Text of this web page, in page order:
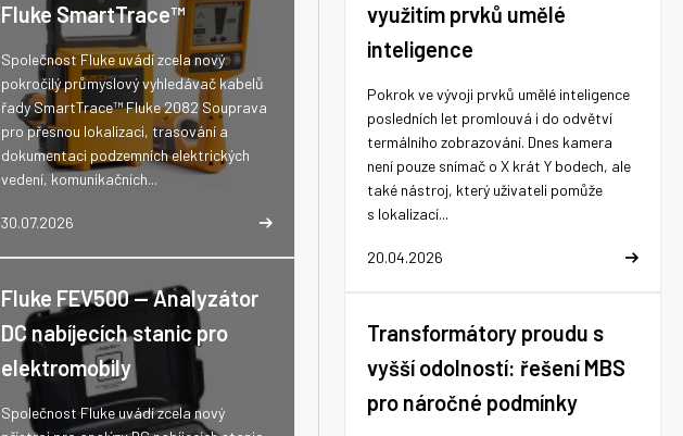
Fluke SmartTrace™
30.07.2026
Společnost Fluke uvádí zcela nový
pokročilý průmyslový vyhledávač kabelů
řady SmartTrace™ Fluke 2082 Souprava
pro přesnou lokalizaci, trasování a
dokumentaci podzemních elektrických
vedení, komunikačních...
Fluke FEV500 -- Analyzátor
DC nabíjecích stanic pro
elektromobily
Společnost Fluke uvádí zcela nový
využitím prvků umělé
inteligence
20.04.2026
Pokrok ve vývoji prvků umělé inteligence
posledních let promlouvá i do odvětví
termálního zobrazování. Dnes kamera
není pouze snímač o X krát Y bodech, ale
také nástroj, který uživateli pomůže
s lokalizací...
Transformátory proudu s
vyšší odolností: řešení MBS
pro náročné podmínky